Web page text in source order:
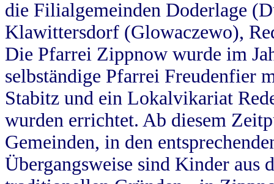
die Filialgemeinden Doderlage
Klawittersdorf (Glowaczewo),
Die Pfarrei Zippnow wurde im
selbständige Pfarrei Freudenfier
Stabitz und ein Lokalvikariat
wurden errichtet. Ab diesem
Gemeinden, in den
Übergangsweise sind Kinder aus